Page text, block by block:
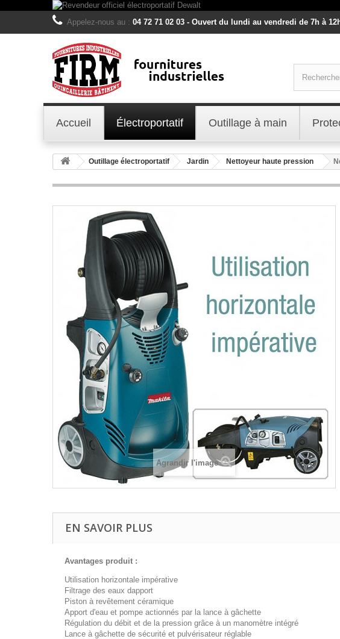
Appelez-nous au : 04 72 71 02 03 - Ouvert du lundi au vendredi de 7h à
Accueil Électroportatif Outillage à main
Outillage électroportatif Jardin Nettoyeur haute pression
Agrandir l'image
EN SAVOIR PLUS
Avantages produit :
Utilisation horizontale impérative
Filtrage des eaux dapport
Piston à revêtement céramique
Apport d'eau et pompe actionnés par la lance à gâchette
Régulation du débit et de la pression grâce à un manomètre intégré
Lance à gâchette de sécurité et pulvérisateur réglable